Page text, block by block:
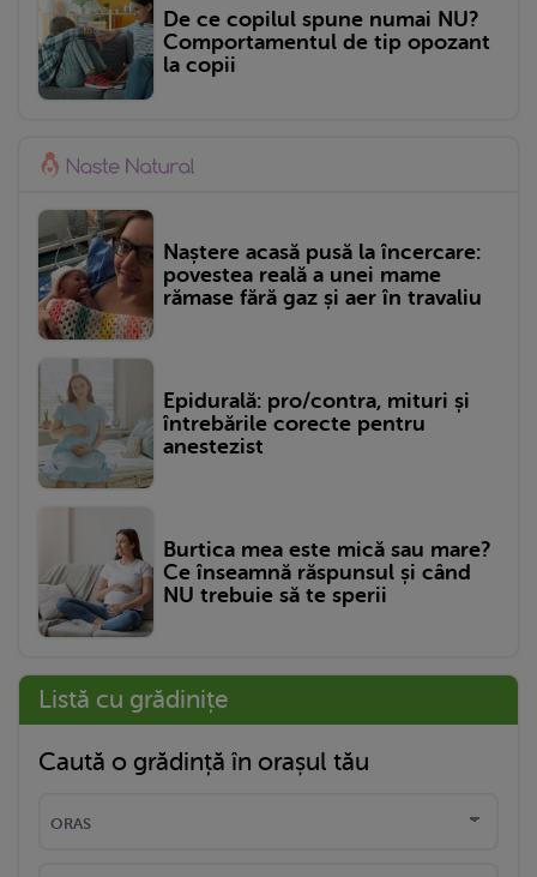
De ce copilul spune numai NU?
Comportamentul de tip opozant
la copii
Naștere acasă pusă la încercare:
povestea reală a unei mame
rămase fără gaz și aer în travaliu
Epidurală: pro/contra, mituri și
întrebările corecte pentru
anestezist
Burtica mea este mică sau mare?
Ce înseamnă răspunsul și când
NU trebuie să te sperii
Listă cu grădinițe
Caută o grădință în orașul tău